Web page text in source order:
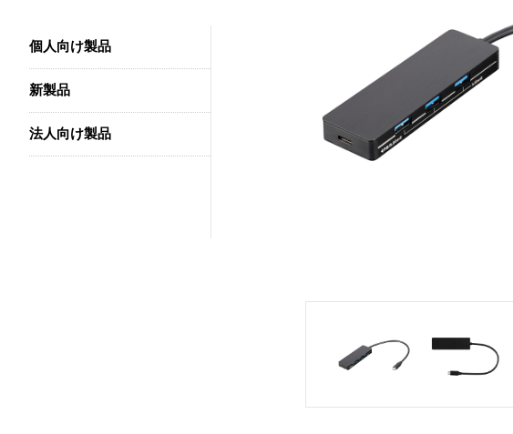
個人向け製品
新製品
法人向け製品